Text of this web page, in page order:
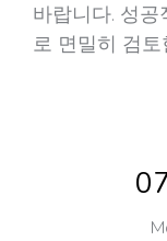
바랍니다. 성
로 면밀히 검